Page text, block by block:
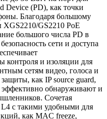
Device (PD), как точки
Благодаря большому
GS2210 PoE
большого числа PD в
сети и доступа
контроля и изоляции для
сетям видео, голоса и
как IP source guard,
обнаруживают и
Сочетая
с такими удобными для
как MAC freeze,